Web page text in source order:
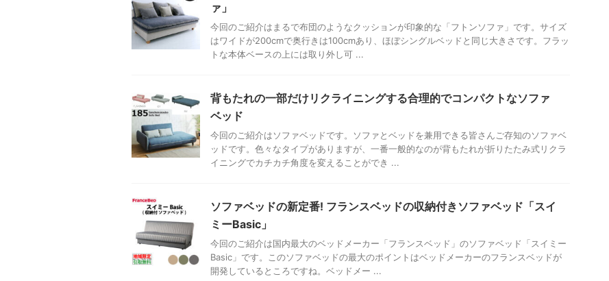
ァ」
今回のご紹介はまるで布団のようなクッションが印象的な「フトンソファ」です。サイズ
はワイドが200cmで奥行きは100cmあり、ほぼシングルベッドと同じ大きさです。フラッ
トな本体ベースの上には取り外し可 ...
背もたれの一部だけリクライニングする合理的でコンパクトなソファ
ベッド
今回のご紹介はソファベッドです。ソファとベッドを兼用できる皆さんご存知のソファベ
ッドです。色々なタイプがありますが、一番一般的なのが背もたれが折りたたみ式リクラ
イニングでカチカチ角度を変えることができ ...
ソファベッドの新定番! フランスベッドの収納付きソファベッド「スイ
ミーBasic」
今回のご紹介は国内最大のベッドメーカー「フランスベッド」のソファベッド「スイミー
Basic」です。このソファベッドの最大のポイントはベッドメーカーのフランスベッドが
開発しているところですね。ベッドメー ...